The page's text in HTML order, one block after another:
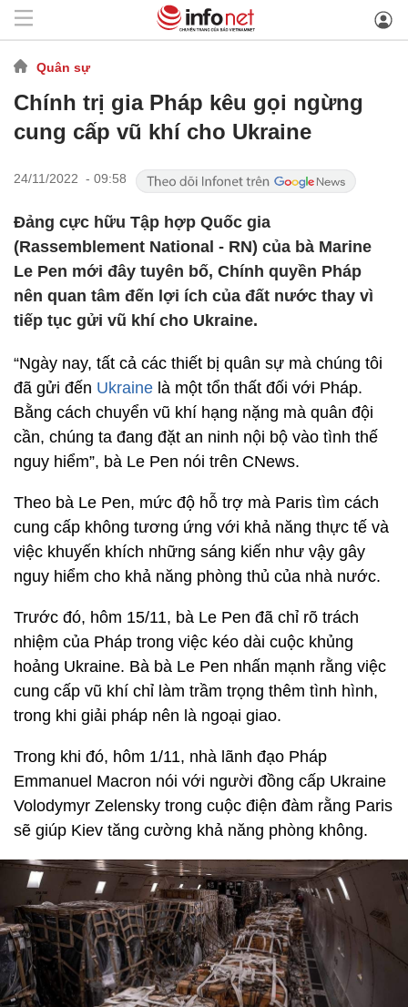
Quân sự
Chính trị gia Pháp kêu gọi ngừng
cung cấp vũ khí cho Ukraine
24/11/2022 - 09:58
Đảng cực hữu Tập hợp Quốc gia
(Rassemblement National - RN) của bà Marine
Le Pen mới đây tuyên bố, Chính quyền Pháp
nên quan tâm đến lợi ích của đất nước thay vì
tiếp tục gửi vũ khí cho Ukraine.
“Ngày nay, tất cả các thiết bị quân sự mà chúng tôi
đã gửi đến Ukraine là một tổn thất đối với Pháp.
Bằng cách chuyển vũ khí hạng nặng mà quân đội
cần, chúng ta đang đặt an ninh nội bộ vào tình thế
nguy hiểm”, bà Le Pen nói trên CNews.
Theo bà Le Pen, mức độ hỗ trợ mà Paris tìm cách
cung cấp không tương ứng với khả năng thực tế và
việc khuyến khích những sáng kiến ​​​​như vậy gây
nguy hiểm cho khả năng phòng thủ của nhà nước.
Trước đó, hôm 15/11, bà Le Pen đã chỉ rõ trách
nhiệm của Pháp trong việc kéo dài cuộc khủng
hoảng Ukraine. Bà bà Le Pen nhấn mạnh rằng việc
cung cấp vũ khí chỉ làm trầm trọng thêm tình hình,
trong khi giải pháp nên là ngoại giao.
Trong khi đó, hôm 1/11, nhà lãnh đạo Pháp
Emmanuel Macron nói với người đồng cấp Ukraine
Volodymyr Zelensky trong cuộc điện đàm rằng Paris
sẽ giúp Kiev tăng cường khả năng phòng không.